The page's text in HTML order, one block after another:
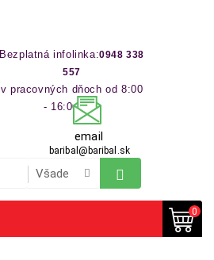
Bezplatná infolinka:0948 338
557
v pracovných dňoch od 8:00
- 16:00 hod
email
baribal@baribal.sk
0